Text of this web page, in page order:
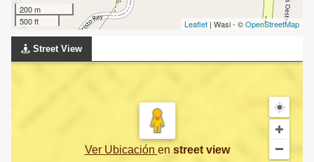
200 m
500 ft
Leaflet | Wasi - ©OpenStreetMap
Street View
Ver Ubicación en street view